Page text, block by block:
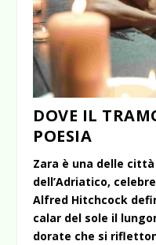
DOVE IL
POESIA
Zara è una delle
dell’Adriatico,
Alfred Hitchcock
calar del sole il
dorate che si